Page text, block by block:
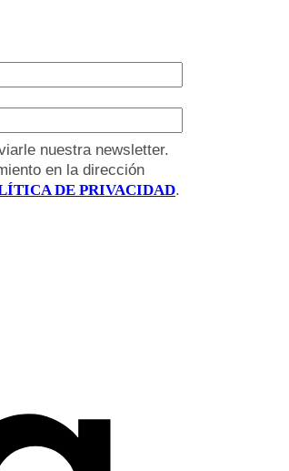
nuestra newsletter.
en la dirección
DE PRIVACIDAD.